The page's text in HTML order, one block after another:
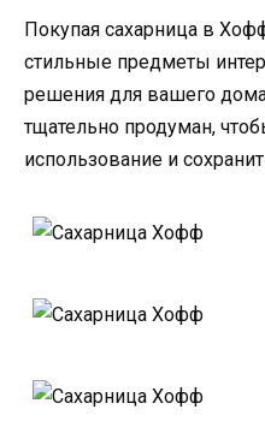
Покупая сахарница в
стильные предметы
решения для вашего
тщательно продуман,
использование и